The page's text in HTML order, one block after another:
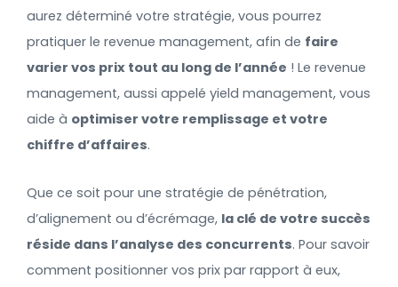
aurez déterminé votre stratégie, vous pourrez
pratiquer le revenue management, afin de faire
varier vos prix tout au long de l’année ! Le revenue
management, aussi appelé yield management, vous
aide à optimiser votre remplissage et votre
chiffre d’affaires.
Que ce soit pour une stratégie de pénétration,
d’alignement ou d’écrémage, la clé de votre succès
réside dans l’analyse des concurrents. Pour savoir
comment positionner vos prix par rapport à eux,